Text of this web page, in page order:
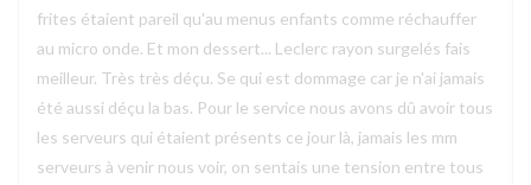
frites étaient pareil qu'au menus enfants comme réchauffer
au micro onde. Et mon dessert... Leclerc rayon surgelés fais
meilleur. Très très déçu. Se qui est dommage car je n'ai jamais
été aussi déçu la bas. Pour le service nous avons dû avoir tous
les serveurs qui étaient présents ce jour là, jamais les mm
serveurs à venir nous voir, on sentais une tension entre tous